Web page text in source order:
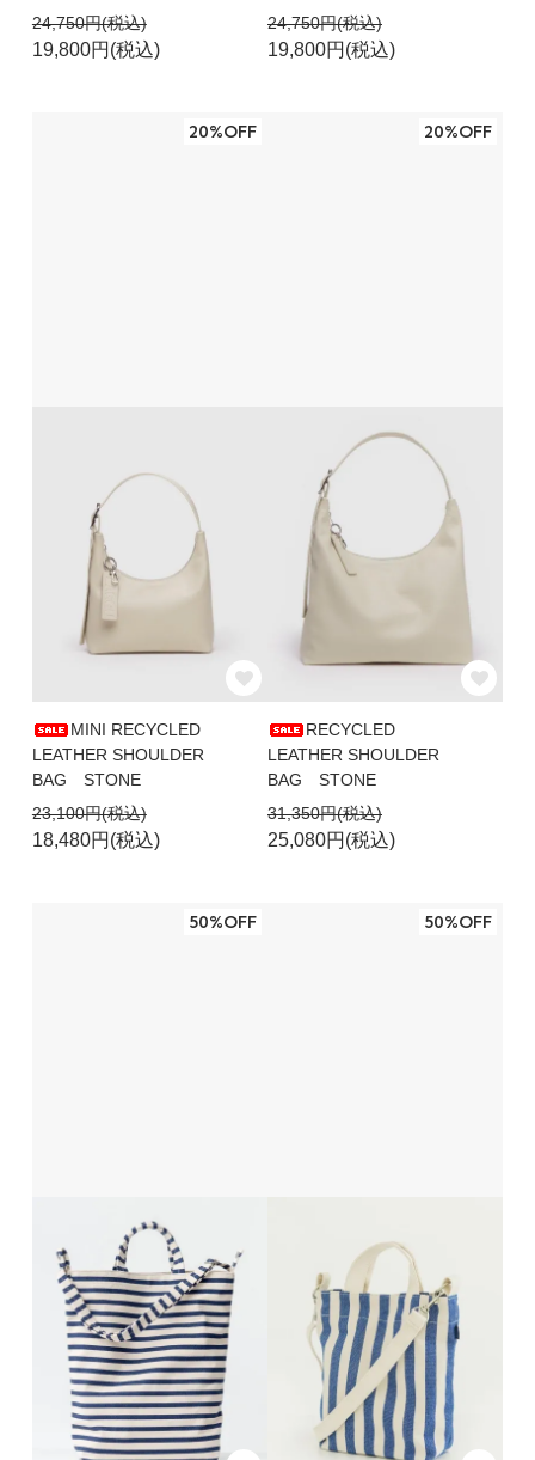
24,750円(税込)
19,800円(税込)
24,750円(税込)
19,800円(税込)
20%OFF
MINI RECYCLED
LEATHER SHOULDER
BAG STONE
23,100円(税込)
18,480円(税込)
20%OFF
RECYCLED
LEATHER SHOULDER
BAG STONE
31,350円(税込)
25,080円(税込)
50%OFF 50%OFF